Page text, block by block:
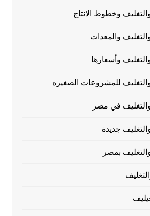
وخطوط الانتاج
والمعدات
وأسعارها
والتغليف للمشروعات الصغيره
والتغليف في مصر
جديدة
بمصر